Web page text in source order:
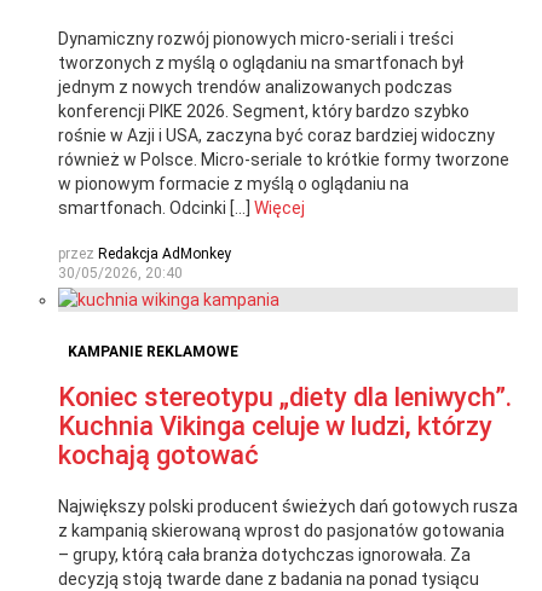
Dynamiczny rozwój pionowych micro-seriali i treści
tworzonych z myślą o oglądaniu na smartfonach był
jednym z nowych trendów analizowanych podczas
konferencji PIKE 2026. Segment, który bardzo szybko
rośnie w Azji i USA, zaczyna być coraz bardziej widoczny
również w Polsce. Micro-seriale to krótkie formy tworzone
w pionowym formacie z myślą o oglądaniu na
smartfonach. Odcinki […] Więcej
przez Redakcja AdMonkey
30/05/2026, 20:40
KAMPANIE REKLAMOWE
Koniec stereotypu „diety dla leniwych”.
Kuchnia Vikinga celuje w ludzi, którzy
kochają gotować
Największy polski producent świeżych dań gotowych rusza
z kampanią skierowaną wprost do pasjonatów gotowania
– grupy, którą cała branża dotychczas ignorowała. Za
decyzją stoją twarde dane z badania na ponad tysiącu